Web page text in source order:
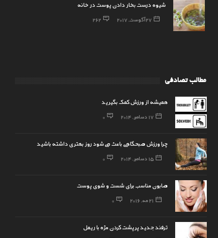
شیوه درست بخار دادن پوست در خانه
27 آگوست, 2017 262
مطالب تصادفی
همیشه از ورزش کمک بگیرید
17 دسامبر, 2014 0
چرا ورزش صبحگاهی باعث می‌شود روز بهتری داشته باشید
15 دسامبر, 2014 0
صابون مناسب برای شست و شوی پوست
21 مه, 2016 0
ترفند جدید پرپشت کردن مژه با ریمل